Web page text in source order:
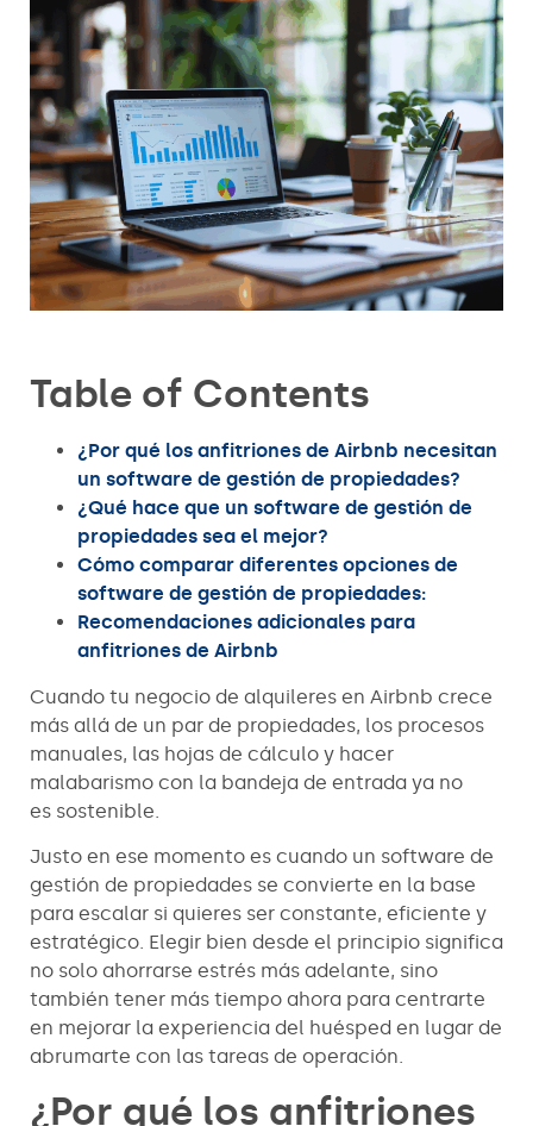
Table of Contents
¿Por qué los anfitriones de Airbnb necesitan
un software de gestión de propiedades?
¿Qué hace que un software de gestión de
propiedades sea el mejor?
Cómo comparar diferentes opciones de
software de gestión de propiedades:
Recomendaciones adicionales para
anfitriones de Airbnb
Cuando tu negocio de alquileres en Airbnb crece
más allá de un par de propiedades, los procesos
manuales, las hojas de cálculo y hacer
malabarismo con la bandeja de entrada ya no
es sostenible.
Justo en ese momento es cuando un software de
gestión de propiedades se convierte en la base
para escalar si quieres ser constante, eficiente y
estratégico. Elegir bien desde el principio significa
no solo ahorrarse estrés más adelante, sino
también tener más tiempo ahora para centrarte
en mejorar la experiencia del huésped en lugar de
abrumarte con las tareas de operación.
¿Por qué los anfitriones